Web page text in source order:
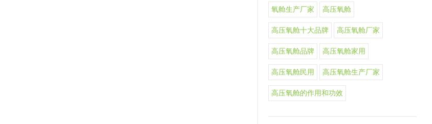
氧舱生产厂家 高压氧舱
高压氧舱十大品牌 高压氧舱厂家
高压氧舱品牌 高压氧舱家用
高压氧舱民用 高压氧舱生产厂家
高压氧舱的作用和功效